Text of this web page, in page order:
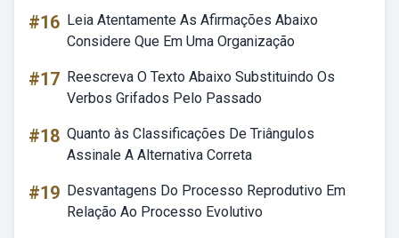
#16 Leia Atentamente As Afirmações Abaixo
Considere Que Em Uma Organização
#17 Reescreva O Texto Abaixo Substituindo Os
Verbos Grifados Pelo Passado
#18 Quanto às Classificações De Triângulos
Assinale A Alternativa Correta
#19 Desvantagens Do Processo Reprodutivo Em
Relação Ao Processo Evolutivo